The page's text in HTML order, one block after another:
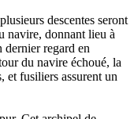
descentes seront
navire, donnant lieu à
dernier regard en
du navire échoué, la
et fusiliers assurent un